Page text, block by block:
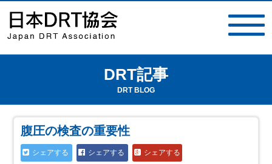
DRT記事
DRT BLOG
腹圧の検査の重要性
シェアする シェアする シェアする